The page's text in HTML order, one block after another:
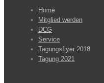
Home
Mitglied werden
DCG
Service
Tagungsflyer 2018
Tagung 2021